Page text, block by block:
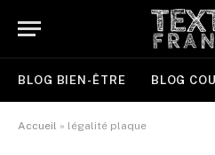
BLOG BIEN-ÊTRE BLOG
Accueil » légalité plaque